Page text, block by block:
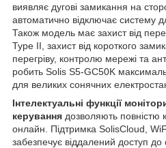
виявляє дугові замикання на
автоматично відключає систему
Також модель має захист від
Type II, захист від короткого
перегріву, контролю мережі та
робить Solis S5-GC50K
для великих сонячних
Інтелектуальні функції
керування дозволяють повністю
онлайн. Підтримка SolisCloud,
забезпечує віддалений доступ до